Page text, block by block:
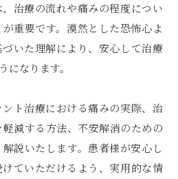
治療の流れや痛みの程度につい
重要です。漠然とした恐怖心よ
いた理解により、安心して治療
になります。
ト治療における痛みの実際、治
減する方法、不安解消のための
説いたします。患者様が安心し
ていただけるよう、実用的な情